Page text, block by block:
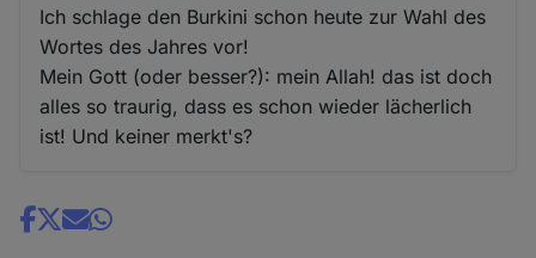
Ich schlage den Burkini schon heute zur Wahl des
Wortes des Jahres vor!
Mein Gott (oder besser?): mein Allah! das ist doch
alles so traurig, dass es schon wieder lächerlich
ist! Und keiner merkt's?
Share